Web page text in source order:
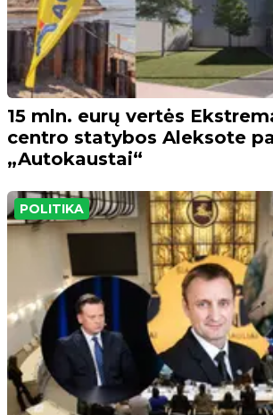
15 mln. eurų vertės
centro statybos Aleksote
„Autokaustai“
POLITIKA